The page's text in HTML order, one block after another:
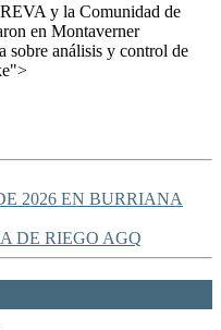
y la Comunidad de
en Montaverner
sobre análisis y control de
2026 EN BURRIANA
DE RIEGO AGQ